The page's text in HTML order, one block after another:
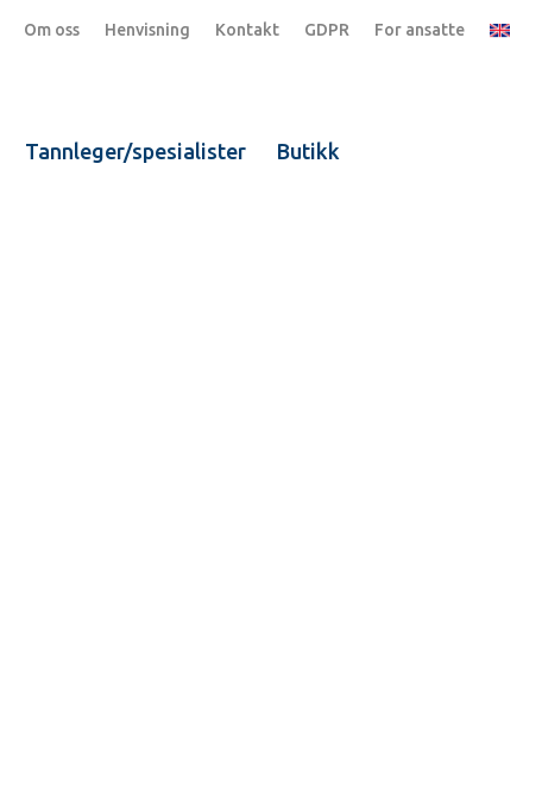
Om oss Henvisning Kontakt GDPR For ansatte
Tannleger/spesialister Butikk